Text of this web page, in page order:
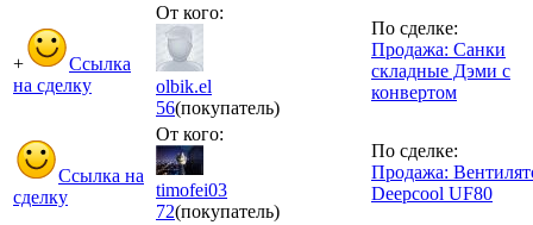
+
Ссылка
на сделку
От кого:
olbik.el
56(покупатель)
По сделке:
Продажа: Санки
складные Дэми с
конвертом
Ссылка на
сделку
От кого:
timofei03
72(покупатель)
По сделке:
Продажа:
Deepcool UF80